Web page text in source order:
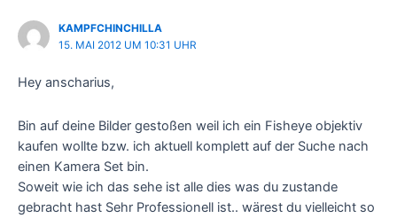
KAMPFCHINCHILLA
15. MAI 2012 UM 10:31 UHR
Hey anscharius,
Bin auf deine Bilder gestoßen weil ich ein Fisheye objektiv
kaufen wollte bzw. ich aktuell komplett auf der Suche nach
einen Kamera Set bin.
Soweit wie ich das sehe ist alle dies was du zustande
gebracht hast Sehr Professionell ist.. wärest du vielleicht so